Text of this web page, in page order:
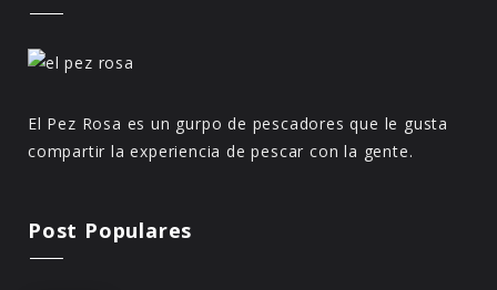
El Pez Rosa es un gurpo de pescadores que le gusta
compartir la experiencia de pescar con la gente.
Post Populares